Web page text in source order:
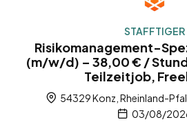
STAFFTIGER
Risikomanagement-
(m/w/d) – 38,00 € /
Teilzeitjob,
54329 Konz, Rheinland-
03/08/